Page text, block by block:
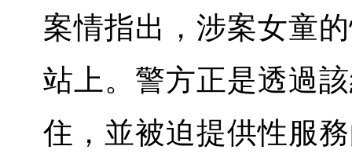
案情指出，涉案女童
站上。警方正是透過
住，並被迫提供性服